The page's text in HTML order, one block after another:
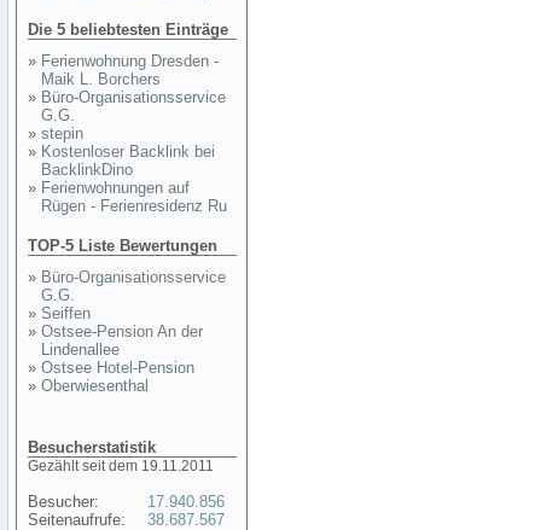
Die 5 beliebtesten Einträge
» Ferienwohnung Dresden -
Maik L. Borchers
» Büro-Organisationsservice
G.G.
» stepin
» Kostenloser Backlink bei
BacklinkDino
» Ferienwohnungen auf
Rügen - Ferienresidenz Ru
TOP-5 Liste Bewertungen
» Büro-Organisationsservice
G.G.
» Seiffen
» Ostsee-Pension An der
Lindenallee
» Ostsee Hotel-Pension
» Oberwiesenthal
Besucherstatistik
Gezählt seit dem 19.11.2011
Besucher:
Seitenaufrufe:
17.940.856
38.687.567